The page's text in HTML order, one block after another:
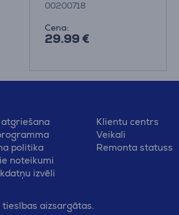
00200718
Cena:
29.99 €
atgriešana
politika
noteikumi
izvēli
Klientu centrs
Veikali
Remonta statuss
aizsargātas.